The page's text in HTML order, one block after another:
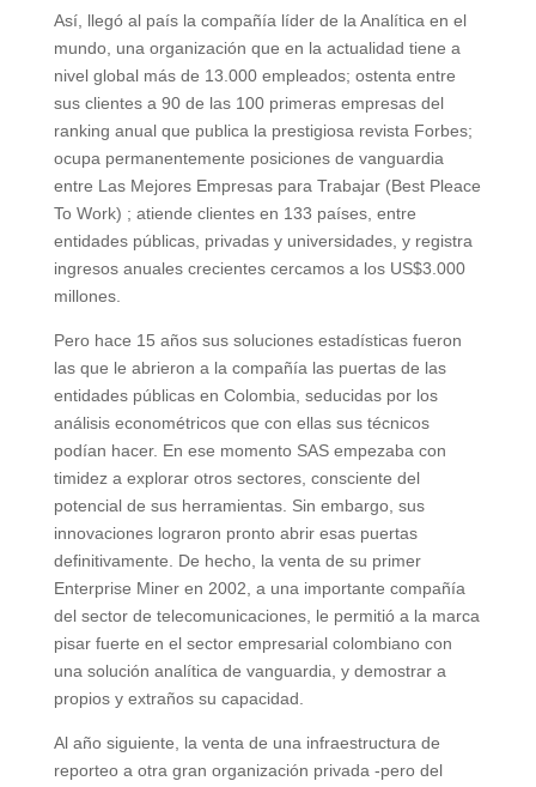
Así, llegó al país la compañía líder de la Analítica en el
mundo, una organización que en la actualidad tiene a
nivel global más de 13.000 empleados; ostenta entre
sus clientes a 90 de las 100 primeras empresas del
ranking anual que publica la prestigiosa revista Forbes;
ocupa permanentemente posiciones de vanguardia
entre Las Mejores Empresas para Trabajar (Best Pleace
To Work) ; atiende clientes en 133 países, entre
entidades públicas, privadas y universidades, y registra
ingresos anuales crecientes cercamos a los US$3.000
millones.
Pero hace 15 años sus soluciones estadísticas fueron
las que le abrieron a la compañía las puertas de las
entidades públicas en Colombia, seducidas por los
análisis econométricos que con ellas sus técnicos
podían hacer. En ese momento SAS empezaba con
timidez a explorar otros sectores, consciente del
potencial de sus herramientas. Sin embargo, sus
innovaciones lograron pronto abrir esas puertas
definitivamente. De hecho, la venta de su primer
Enterprise Miner en 2002, a una importante compañía
del sector de telecomunicaciones, le permitió a la marca
pisar fuerte en el sector empresarial colombiano con
una solución analítica de vanguardia, y demostrar a
propios y extraños su capacidad.
Al año siguiente, la venta de una infraestructura de
reporteo a otra gran organización privada -pero del